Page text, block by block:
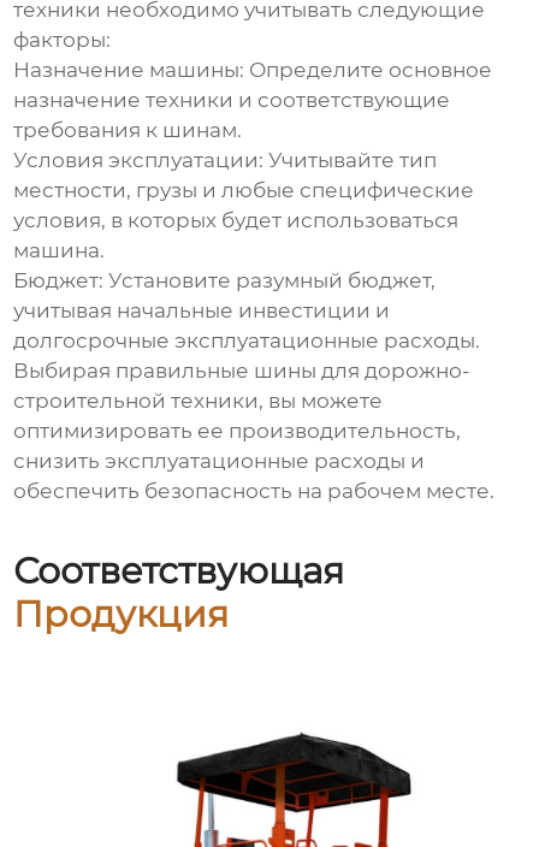
техники необходимо учитывать следующие
факторы:
Назначение машины: Определите основное
назначение техники и соответствующие
требования к шинам.
Условия эксплуатации: Учитывайте тип
местности, грузы и любые специфические
условия, в которых будет использоваться
машина.
Бюджет: Установите разумный бюджет,
учитывая начальные инвестиции и
долгосрочные эксплуатационные расходы.
Выбирая правильные шины для дорожно-
строительной техники, вы можете
оптимизировать ее производительность,
снизить эксплуатационные расходы и
обеспечить безопасность на рабочем месте.
Соответствующая
Продукция